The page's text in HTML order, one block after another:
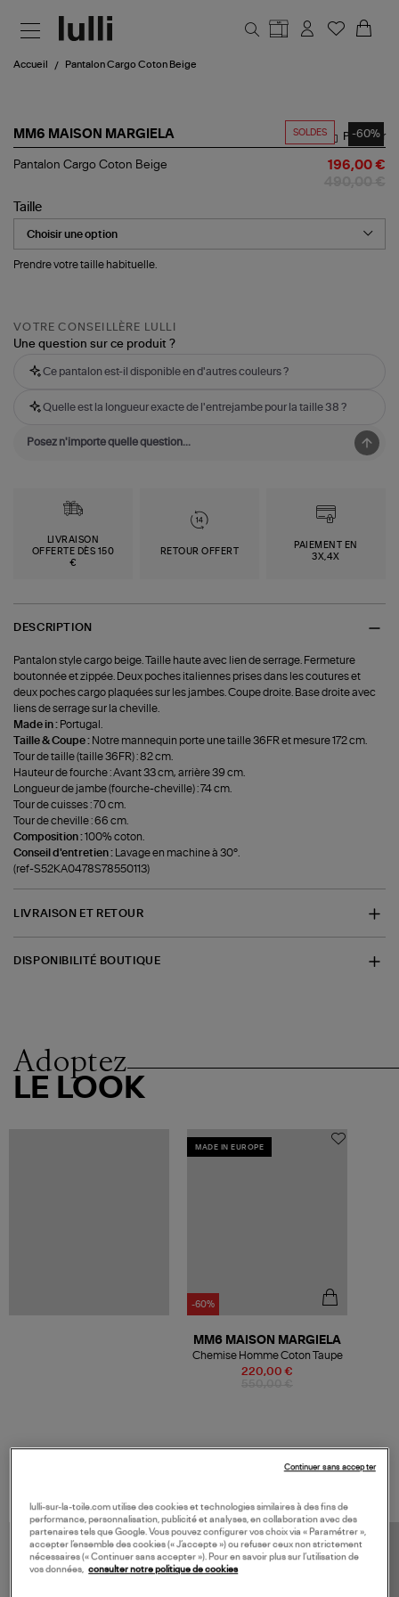
Accueil Pantalon Cargo Coton Beige
SOLDES -60%
MM6 MAISON MARGIELA
Pantalon
Beige
Partager
Pantalon Cargo Coton Beige 196,00 €
Taille
Prendre votre taille habituelle.
VOTRE CONSEILLÈRE LULLI
Une question sur ce produit ?
Ce pantalon est-il disponible en d'autres couleurs ?
Quelle est la longueur exacte de l'entrejambe pour la taille 38 ?
LIVRAISON
OFFERTE DÈS 150
€
RETOUR OFFERT
PAIEMENT EN
3X,4X
DESCRIPTION
Pantalon style cargo beige. Taille haute avec lien de serrage. Fermeture
boutonnée et zippée. Deux poches italiennes prises dans les coutures et
deux poches cargo plaquées sur les jambes. Coupe droite. Base droite avec
liens de serrage sur la cheville.
Made in : Portugal.
Taille & Coupe : Notre mannequin porte une taille 36FR et mesure 172 cm.
Tour de taille (taille 36FR) : 82 cm.
Hauteur de fourche : Avant 33 cm, arrière 39 cm.
Longueur de jambe (fourche-cheville) : 74 cm.
Tour de cuisses : 70 cm.
Tour de cheville : 66 cm.
Composition :100% coton.
Conseil d'entretien :
Lavage en machine à 30°.
(ref-S52KA0478S78550113)
LIVRAISON ET RETOUR
DISPONIBILITÉ BOUTIQUE
Adoptez
LE LOOK
MADE IN EUROPE
-60%
220,00 €
MM6 MAISON MARGIELA
Chemise Homme Coton Taupe
lulli-sur-la-toile.com utilise des cookies et technologies similaires à des fins de
performance, personnalisation, publicité et analyses, en collaboration avec des
partenaires tels que Google. Vous pouvez configurer vos choix via « Paramétrer »,
accepter l’ensemble des cookies (« J’accepte ») ou refuser ceux non strictement
nécessaires (« Continuer sans accepter »). Pour en savoir plus sur l’utilisation de
vos données, consulter notre politique de cookies
Continuer sans accepter